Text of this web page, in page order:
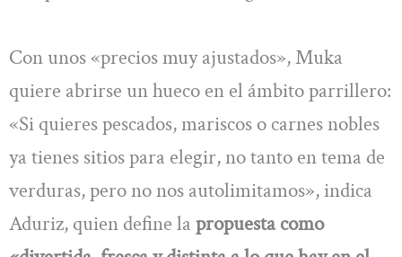
Con unos «precios muy ajustados», Muka
quiere abrirse un hueco en el ámbito parrillero:
«Si quieres pescados, mariscos o carnes nobles
ya tienes sitios para elegir, no tanto en tema de
verduras, pero no nos autolimitamos», indica
Aduriz, quien define la propuesta como